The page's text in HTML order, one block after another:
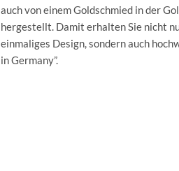
auch von einem Goldschmied in der
hergestellt. Damit erhalten Sie nicht
einmaliges Design, sondern auch
in Germany”.